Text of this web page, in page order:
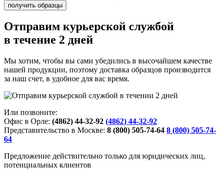
Отправим курьерской службой
в течение 2 дней
Мы хотим, чтобы вы сами убедились в высочайшем качестве
нашей продукции, поэтому доставка образцов производится
за наш счет, в удобное для вас время.
Или позвоните:
Офис в Орле: (4862) 44-32-92 (4862) 44-32-92
Представительство в Москве: 8 (800) 505-74-64 8 (800) 505-74-
64
Предложение действительно только для юридических лиц,
потенциальных клиентов